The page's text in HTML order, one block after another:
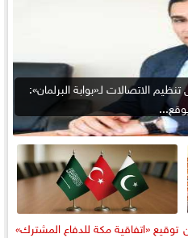
الاتصالات لـ«بوابة البرلمان»:
توقيع «اتفاقية مكة للدفاع المشترك»